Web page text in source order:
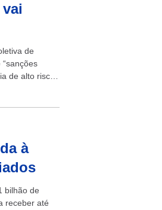
de
de alto risco
à
bilhão de
receber até